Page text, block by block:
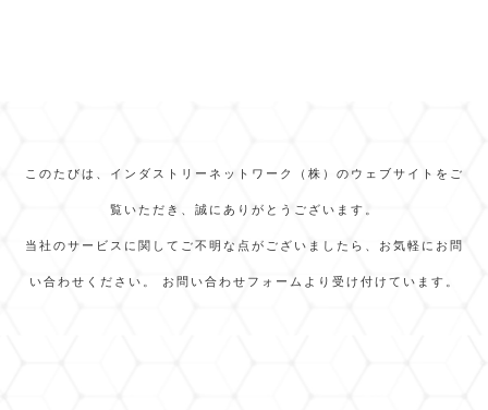
このたびは、インダストリーネットワーク（株）のウェブサイトをご
覧いただき、誠にありがとうございます。
当社のサービスに関してご不明な点がございましたら、お気軽にお問
い合わせください。 お問い合わせフォームより受け付けています。